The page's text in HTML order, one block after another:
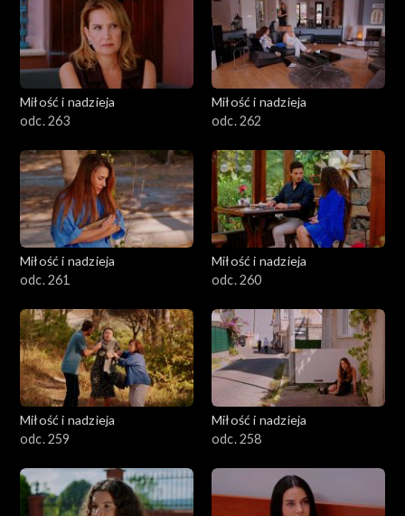
Miłość i nadzieja
odc. 263
Miłość i nadzieja
odc. 262
Miłość i nadzieja
odc. 261
Miłość i nadzieja
odc. 260
Miłość i nadzieja
odc. 259
Miłość i nadzieja
odc. 258